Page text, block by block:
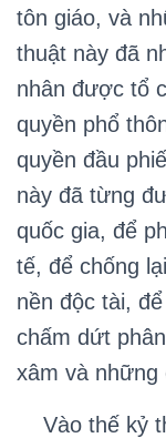
tôn giáo, và
thuật này đã
nhân được tổ
quyền phổ
quyền đầu
này đã từng
quốc gia, để
tế, để chống
nền độc tài,
chấm dứt
xâm và những
Vào thế kỷ